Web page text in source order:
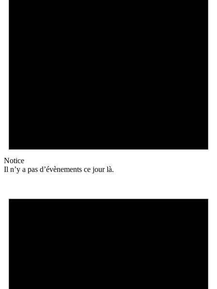
Notice
Il n’y a pas d’évènements ce jour là.